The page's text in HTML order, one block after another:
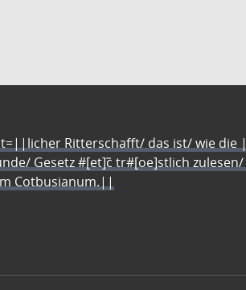
Ritterschafft/ das ist/ wie
Gesetz #[et]c̃ tr#[oe]stlich
Cotbusianum.||